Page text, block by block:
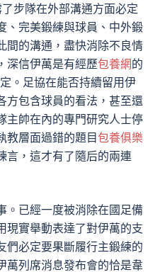
步隊在外部溝通方面必定
、完美鍛練與球員、中外鍛
間的溝通，盡快消除不良情
深信伊萬是有經歷包養網的
。足協在能否持續留用伊
方包含球員的看法，甚至還
主帥在內的專門研究人士停
教層面過錯的題目包養俱樂
言，這才有了隨后的兩連
。已經一度被消除在國足備
現實舉動表達了對伊萬的支
們必定要果斷履行主鍛練的
萬列席消息發布會的恰是韋